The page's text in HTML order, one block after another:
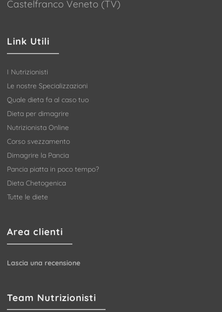
Castelfranco Veneto (TV)
Link Utili
I Nutrizionisti
Le nostre Specializzazioni
Quale dieta fa al caso tuo
Dieta per dimagrire
Nutrizionista Online
Corso svezzamento
Dimagrire la Pancia
Pancia piatta in poco tempo?
Dieta Chetogenica
Tutte le diete
Area clienti
Lascia una recensione
Team Nutrizionisti